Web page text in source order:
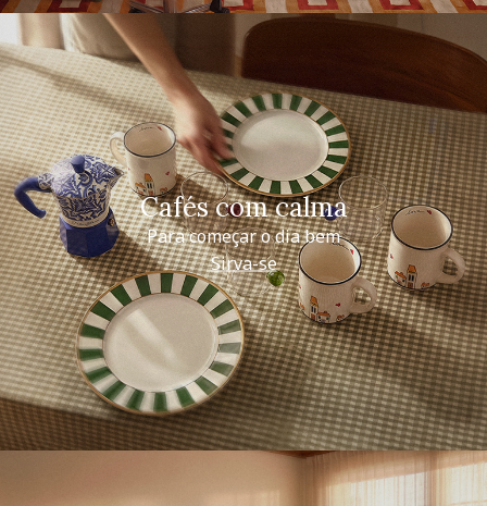
Cafés com calma
Para começar o dia bem
Sirva-se